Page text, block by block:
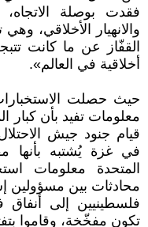
فقدت بوصلة
والانهيار الأخلاقي،
القفّاز عن ما كانت
أخلاقية في العالم».
حيث حصلت
معلومات تفيد بأن كبار
قيام جنود جيش
في غزة يُشتبه بأنها
محادثات بين مسؤولين
فلسطينيين إلى
تكون مفخّخة، وقاموا